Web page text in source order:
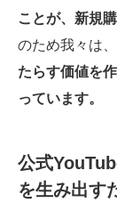
ことが、新規
のため我々は、
たらす価値を
っています。
公式
を生み出す